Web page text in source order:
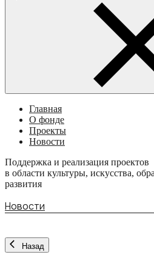
Главная
О фонде
Проекты
Новости
Поддержка и реализация проектов
в области культуры, искусства,
развития
Новости
Назад